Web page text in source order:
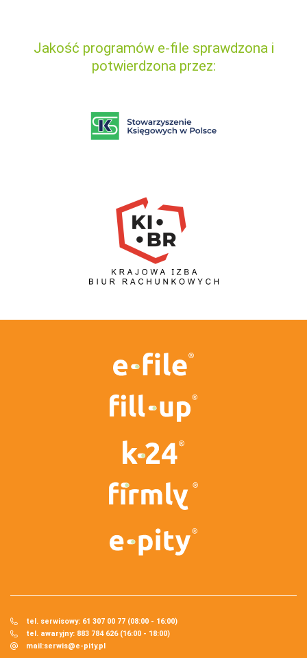
Jakość programów e-file sprawdzona i
potwierdzona przez:
tel. serwisowy: 61 307 00 77 (08:00 - 16:00)
tel. awaryjny: 883 784 626 (16:00 - 18:00)
mail:serwis@e-pity.pl